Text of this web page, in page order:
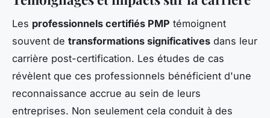
Les professionnels certifiés PMP témoignent
souvent de transformations significatives dans leur
carrière post-certification. Les études de cas
révèlent que ces professionnels bénéficient d'une
reconnaissance accrue au sein de leurs
entreprises. Non seulement cela conduit à des